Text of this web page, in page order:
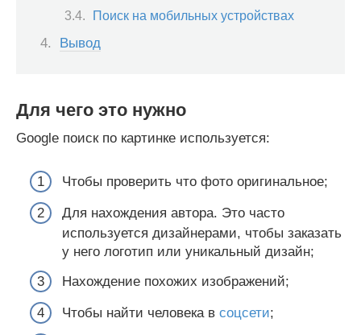
Поиск на мобильных устройствах
Вывод
Для чего это нужно
Google поиск по картинке используется:
Чтобы проверить что фото оригинальное;
Для нахождения автора. Это часто
используется дизайнерами, чтобы заказать
у него логотип или уникальный дизайн;
Нахождение похожих изображений;
Чтобы найти человека в соцсети;